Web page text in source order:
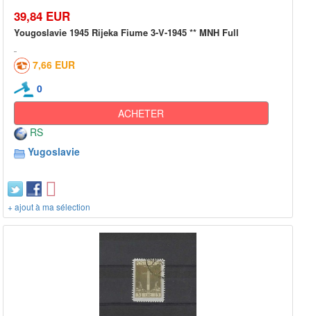
39,84 EUR
Yougoslavie 1945 Rijeka Fiume 3-V-1945 ** MNH Full
7,66 EUR
0
ACHETER
RS
Yugoslavie
+ ajout à ma sélection